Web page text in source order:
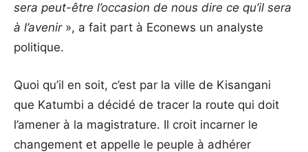
sera peut-être l’occasion de nous dire ce qu’il sera
à l’avenir», a fait part à Econews un analyste
politique.
Quoi qu’il en soit, c’est par la ville de Kisangani
que Katumbi a décidé de tracer la route qui doit
l’amener à la magistrature. Il croit incarner le
changement et appelle le peuple à adhérer